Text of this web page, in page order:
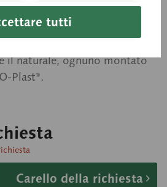
il naturale, ognuno montato
Plast®.
Carello della richiesta
tutti